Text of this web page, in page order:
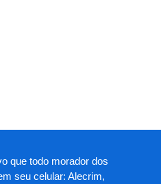
que todo morador dos
seu celular: Alecrim,